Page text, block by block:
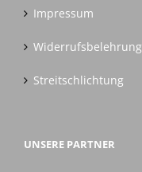
Impressum
Widerrufsbelehrung
Streitschlichtung
UNSERE PARTNER